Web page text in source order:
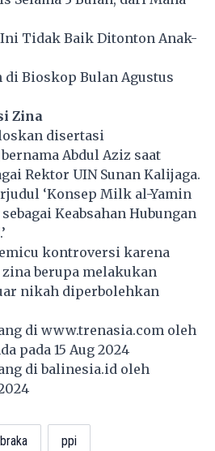
Tidak Baik Ditonton Anak-
di Bioskop Bulan Agustus
Zina
disertasi
Abdul Aziz saat
Rektor UIN Sunan Kalijaga.
‘Konsep Milk al-Yamin
Keabsahan Hubungan
kontroversi karena
berupa melakukan
nikah diperbolehkan
di www.trenasia.com oleh
pada 15 Aug 2024
dibalinesia.id oleh
ppi